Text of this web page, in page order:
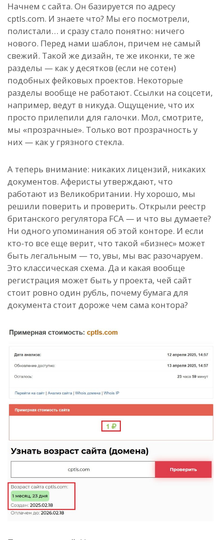
Начнем с сайта. Он базируется по адресу
cptls.com. И знаете что? Мы его посмотрели,
полистали… и сразу стало понятно: ничего
нового. Перед нами шаблон, причем не самый
свежий. Такой же дизайн, те же иконки, те же
разделы — как у десятков (если не сотен)
подобных фейковых проектов. Некоторые
разделы вообще не работают. Ссылки на соцсети,
например, ведут в никуда. Ощущение, что их
просто прилепили для галочки. Мол, смотрите,
мы «прозрачные». Только вот прозрачность у
них — как у грязного стекла.
А теперь внимание: никаких лицензий, никаких
документов. Аферисты утверждают, что
работают из Великобритании. Ну хорошо, мы
решили поверить и проверить. Открыли реестр
британского регулятора FCA — и что вы думаете?
Ни одного упоминания об этой конторе. И если
кто-то все еще верит, что такой «бизнес» может
быть легальным — то, увы, мы вас разочаруем.
Это классическая схема. Да и какая вообще
регистрация может быть у проекта, чей сайт
стоит ровно один рубль, почему бумага для
документа стоит дороже чем сама контора?